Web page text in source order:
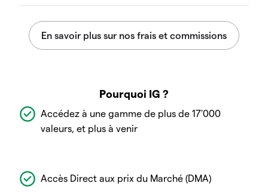
Pourquoi IG ?
Accédez à une gamme de plus de 17'000
valeurs, et plus à venir
Accès Direct aux prix du Marché (DMA)